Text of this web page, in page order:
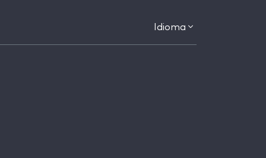
Idioma